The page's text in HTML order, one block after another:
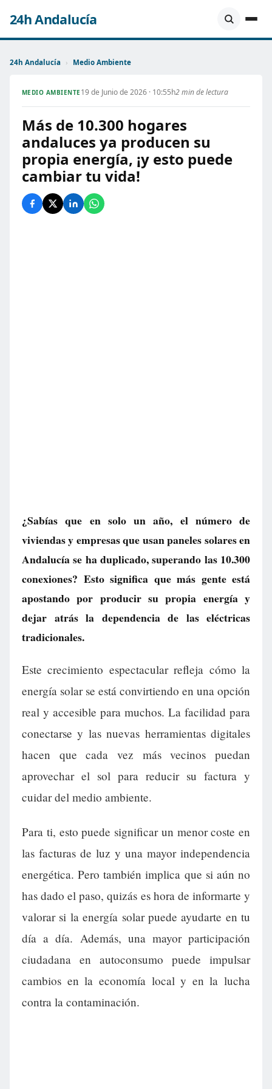
24h Andalucía
24h Andalucía › Medio Ambiente
MEDIO AMBIENTE 19 de Junio de 2026 · 10:55h2 min de lectura
Más de 10.300 hogares
andaluces ya producen su
propia energía, ¡y esto puede
cambiar tu vida!
¿Sabías que en solo un año, el número de
viviendas y empresas que usan paneles solares en
Andalucía se ha duplicado, superando las 10.300
conexiones? Esto significa que más gente está
apostando por producir su propia energía y
dejar atrás la dependencia de las eléctricas
tradicionales.
Este crecimiento espectacular refleja cómo la
energía solar se está convirtiendo en una opción
real y accesible para muchos. La facilidad para
conectarse y las nuevas herramientas digitales
hacen que cada vez más vecinos puedan
aprovechar el sol para reducir su factura y
cuidar del medio ambiente.
Para ti, esto puede significar un menor coste en
las facturas de luz y una mayor independencia
energética. Pero también implica que si aún no
has dado el paso, quizás es hora de informarte y
valorar si la energía solar puede ayudarte en tu
día a día. Además, una mayor participación
ciudadana en autoconsumo puede impulsar
cambios en la economía local y en la lucha
contra la contaminación.